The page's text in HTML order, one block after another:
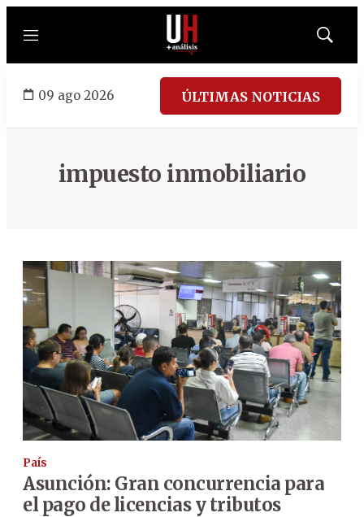
Menú
Mostrar
09 ago 2026 ÚLTIMAS NOTICIAS
impuesto inmobiliario
País
Asunción: Gran concurrencia para
el pago de licencias y tributos